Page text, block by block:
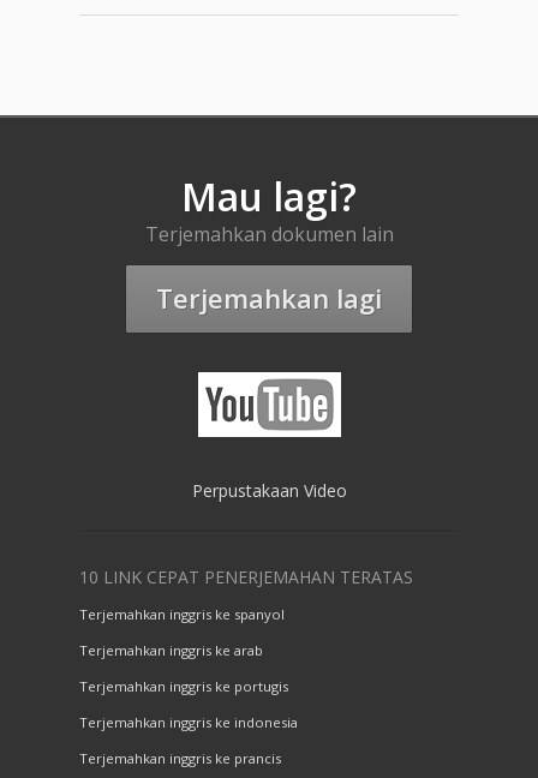
Mau lagi?
Terjemahkan dokumen lain
Terjemahkan lagi
Perpustakaan Video
10 LINK CEPAT PENERJEMAHAN TERATAS
Terjemahkan inggris ke spanyol
Terjemahkan inggris ke arab
Terjemahkan inggris ke portugis
Terjemahkan inggris ke indonesia
Terjemahkan inggris ke prancis